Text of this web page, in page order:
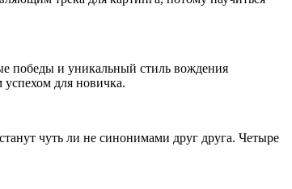
победы и уникальный стиль вождения
для новичка.
чуть ли не синонимами друг друга. Четыре